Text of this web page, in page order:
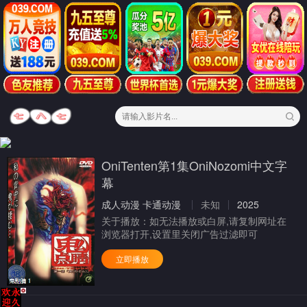
OniTenten第1集OniNozomi中文字
幕
成人动漫 卡通动漫 未知
2025
关于播放： 如无法播放或白屏,请复制网址在
浏览器打开,设置里关闭广告过滤即可
立即播放